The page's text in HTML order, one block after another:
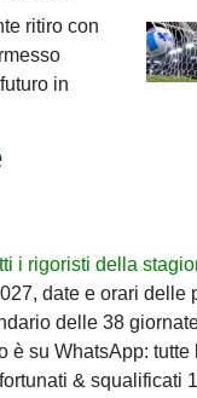
ritiro con
in
i rigoristi della
date e orari delle
delle 38
è su WhatsApp:
& squalificati